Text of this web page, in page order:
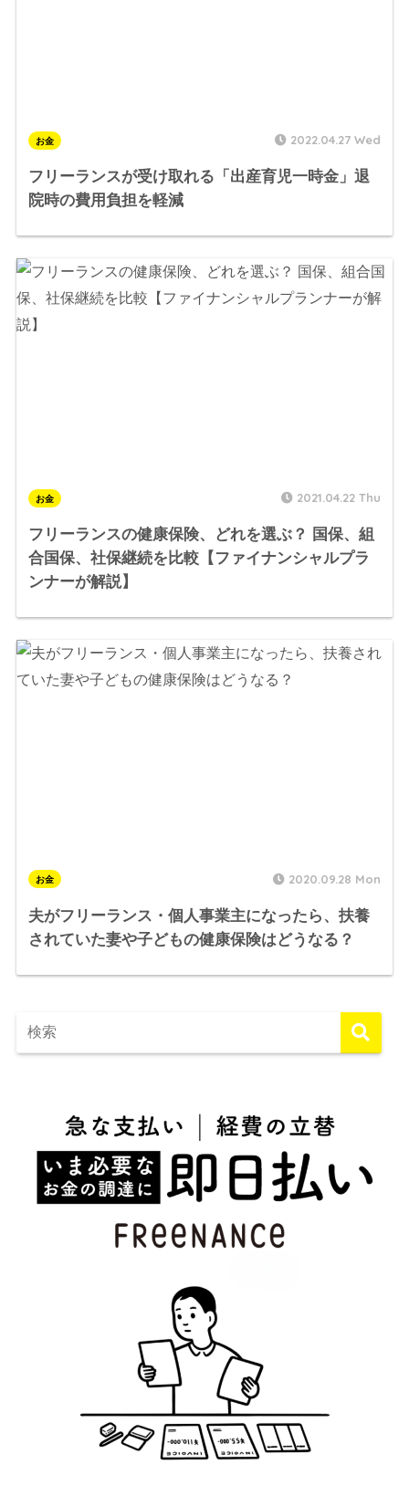
お金 2022.04.27 Wed
フリーランスが受け取れる「出産育児一時金」退
院時の費用負担を軽減
お金 2021.04.22 Thu
フリーランスの健康保険、どれを選ぶ？ 国保、組
合国保、社保継続を比較【ファイナンシャルプラ
ンナーが解説】
お金 2020.09.28 Mon
夫がフリーランス・個人事業主になったら、扶養
されていた妻や子どもの健康保険はどうなる？